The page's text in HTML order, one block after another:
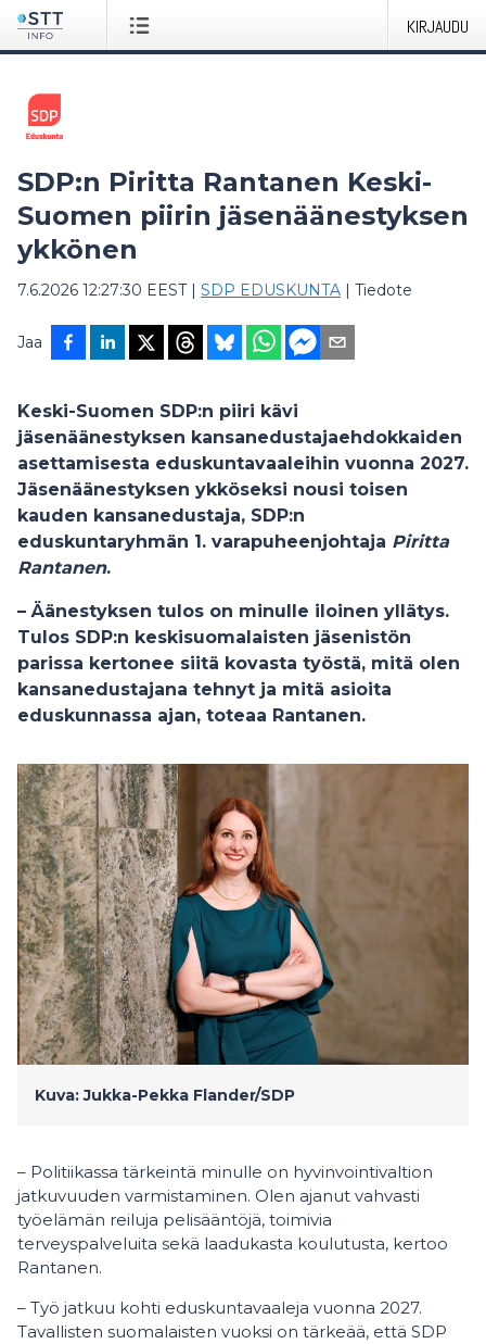
KIRJAUDU
SDP:n Piritta Rantanen Keski-
Suomen piirin jäsenäänestyksen
ykkönen
7.6.2026 12:27:30 EEST| SDP EDUSKUNTA | Tiedote
Jaa
Keski-Suomen SDP:n piiri kävi
jäsenäänestyksen kansanedustajaehdokkaiden
asettamisesta eduskuntavaaleihin vuonna 2027.
Jäsenäänestyksen ykköseksi nousi toisen
kauden kansanedustaja, SDP:n
eduskuntaryhmän 1. varapuheenjohtaja Piritta
Rantanen.
– Äänestyksen tulos on minulle iloinen yllätys.
Tulos SDP:n keskisuomalaisten jäsenistön
parissa kertonee siitä kovasta työstä, mitä olen
kansanedustajana tehnyt ja mitä asioita
eduskunnassa ajan, toteaa Rantanen.
Kuva: Jukka-Pekka Flander/SDP
– Politiikassa tärkeintä minulle on hyvinvointivaltion
jatkuvuuden varmistaminen. Olen ajanut vahvasti
työelämän reiluja pelisääntöjä, toimivia
terveyspalveluita sekä laadukasta koulutusta, kertoo
Rantanen.
– Työ jatkuu kohti eduskuntavaaleja vuonna 2027.
Tavallisten suomalaisten vuoksi on tärkeää, että SDP